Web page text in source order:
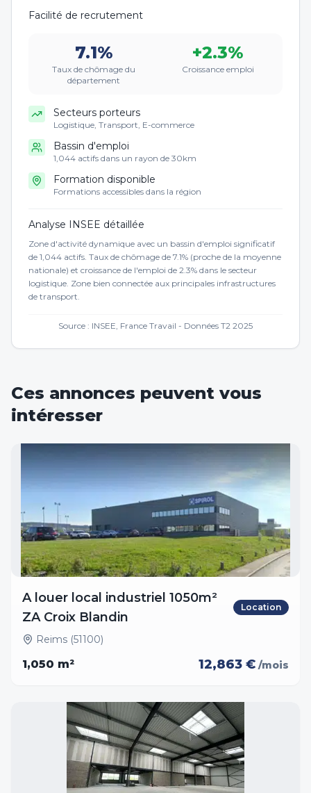
Facilité de recrutement
7.1%
Taux de chômage du
département
+2.3%
Croissance emploi
Secteurs porteurs
Logistique, Transport, E-commerce
Bassin d'emploi
1,044 actifs dans un rayon de 30km
Formation disponible
Formations accessibles dans la région
Analyse INSEE détaillée
Zone d'activité dynamique avec un bassin d'emploi significatif
de 1,044 actifs. Taux de chômage de 7.1% (proche de la moyenne
nationale) et croissance de l'emploi de 2.3% dans le secteur
logistique. Zone bien connectée aux principales infrastructures
de transport.
Source : INSEE, France Travail - Données T2 2025
Ces annonces peuvent vous
intéresser
A louer local industriel 1050m²
ZA Croix Blandin
Location
Reims (51100)
1,050 m² 12,863 € /mois